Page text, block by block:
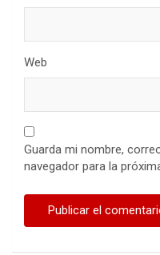
Web
Guarda mi nombre,
navegador para la